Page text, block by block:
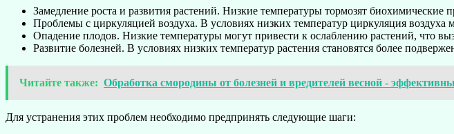
Замедление роста и развития растений. Низкие температуры тормозят
Проблемы с циркуляцией воздуха. В условиях низких температур циркуляция
Опадение плодов. Низкие температуры могут привести к ослаблению растений, что
Развитие болезней. В условиях низких температур растения становятся более
Читайте также: Обработка смородины от болезней и вредителей весной -
Для устранения этих проблем необходимо предпринять следующие шаги: